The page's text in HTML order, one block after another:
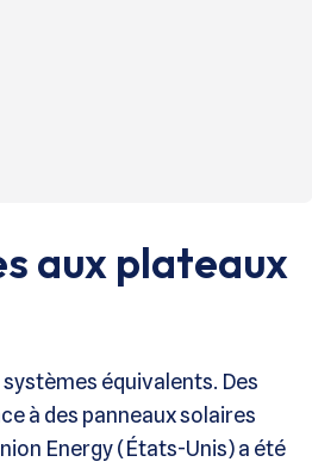
aux plateaux
équivalents. Des
à des panneaux solaires
Energy (États-Unis) a été